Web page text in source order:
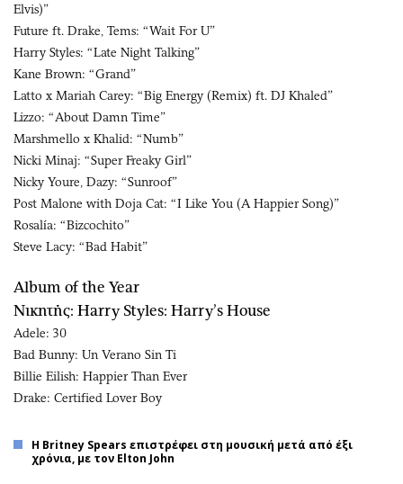
Elvis)”
Future ft. Drake, Tems: “Wait For U”
Harry Styles: “Late Night Talking”
Kane Brown: “Grand”
Latto x Mariah Carey: “Big Energy (Remix) ft. DJ Khaled”
Lizzo: “About Damn Time”
Marshmello x Khalid: “Numb”
Nicki Minaj: “Super Freaky Girl”
Nicky Youre, Dazy: “Sunroof”
Post Malone with Doja Cat: “I Like You (A Happier Song)”
Rosalía: “Bizcochito”
Steve Lacy: “Bad Habit”
Album of the Year
Νικητής: Harry Styles: Harry’s House
Adele: 30
Bad Bunny: Un Verano Sin Ti
Billie Eilish: Happier Than Ever
Drake: Certified Lover Boy
Η Britney Spears επιστρέφει στη μουσική μετά από έξι
χρόνια, με τον Elton John